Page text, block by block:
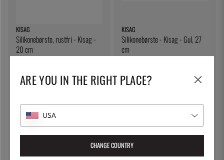
KISAG
Silikonebørste, rustfri - Kisag -
20 cm
KISAG
Silikonebørste - Kisag - Gul, 27
cm
ARE YOU IN THE RIGHT PLACE?
USA
CHANGE COUNTRY